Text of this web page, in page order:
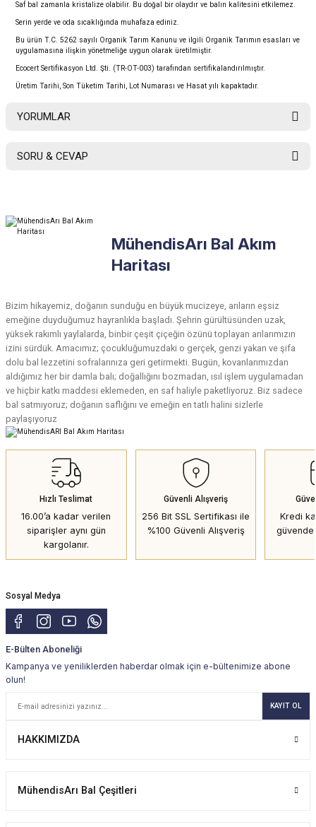
Saf bal zamanla kristalize olabilir. Bu doğal bir olaydır ve balın kalitesini etkilemez.
Serin yerde ve oda sıcaklığında muhafaza ediniz.
Bu ürün T.C. 5262 sayılı Organik Tarım Kanunu ve ilgili Organik Tarımın esasları ve
uygulamasına ilişkin yönetmeliğe uygun olarak üretilmiştir.
Ecocert Sertifikasyon Ltd. Şti. (TR-OT-003) tarafından sertifikalandırılmıştır.
Üretim Tarihi, Son Tüketim Tarihi, Lot Numarası ve Hasat yılı kapaktadır.
YORUMLAR
SORU & CEVAP
MühendisArı Bal Akım
Haritası
Bizim hikayemiz, doğanın sunduğu en büyük mucizeye, arıların eşsiz
emeğine duyduğumuz hayranlıkla başladı. Şehrin gürültüsünden uzak,
yüksek rakımlı yaylalarda, binbir çeşit çiçeğin özünü toplayan arılarımızın
izini sürdük. Amacımız; çocukluğumuzdaki o gerçek, genzi yakan ve şifa
dolu bal lezzetini sofralarınıza geri getirmekti. Bugün, kovanlarımızdan
aldığımız her bir damla balı; doğallığını bozmadan, ısıl işlem uygulamadan
ve hiçbir katkı maddesi eklemeden, en saf haliyle paketliyoruz. Biz sadece
bal satmıyoruz; doğanın saflığını ve emeğin en tatlı halini sizlerle
paylaşıyoruz
Hızlı Teslimat
16.00’a kadar verilen
siparişler aynı gün
kargolanır.
Güvenli Alışveriş
256 Bit SSL Sertifikası ile
%100 Güvenli Alışveriş
Kredi
güvende
Sosyal Medya
E-Bülten Aboneliği
Kampanya ve yeniliklerden haberdar olmak için e-bültenimize abone
olun!
KAYIT OL
HAKKIMIZDA
MühendisArı Bal Çeşitleri